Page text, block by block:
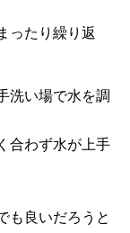
ったり繰り返
洗い場で水を調
合わず水が上手
も良いだろうと